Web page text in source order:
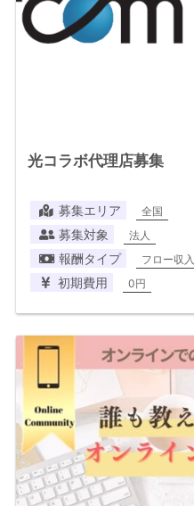
光コラボ代理店募集
募集エリア 全国
募集対象 法人
報酬タイプ フロー収入
初期費用 0円